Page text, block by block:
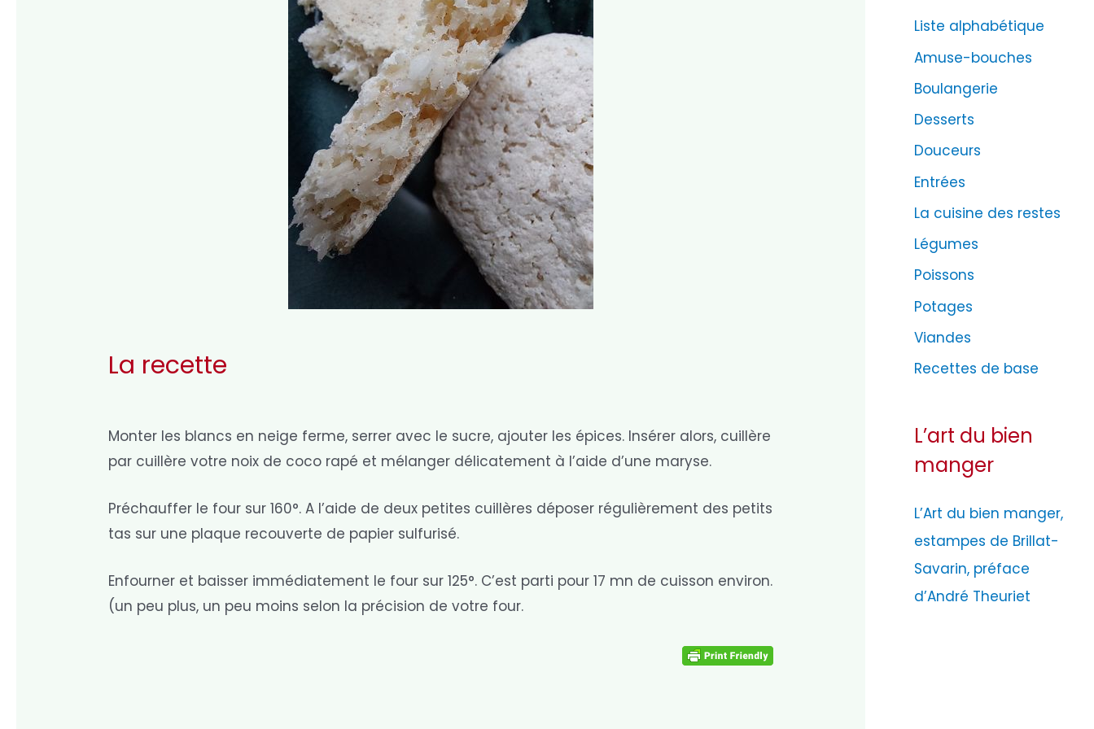
La recette
Monter les blancs en neige ferme, serrer avec le sucre, ajouter les épices. Insérer alors, cuillère
par cuillère votre noix de coco rapé et mélanger délicatement à l’aide d’une maryse.
Préchauffer le four sur 160°. A l’aide de deux petites cuillères déposer régulièrement des petits
tas sur une plaque recouverte de papier sulfurisé.
Enfourner et baisser immédiatement le four sur 125°. C’est parti pour 17 mn de cuisson environ.
(un peu plus, un peu moins selon la précision de votre four.
Liste alphabétique
Amuse-bouches
Boulangerie
Desserts
Douceurs
Entrées
La cuisine des restes
Légumes
Poissons
Potages
Viandes
Recettes de base
L’art du bien
manger
L’Art du bien manger,
estampes de Brillat-
Savarin, préface
d’André Theuriet